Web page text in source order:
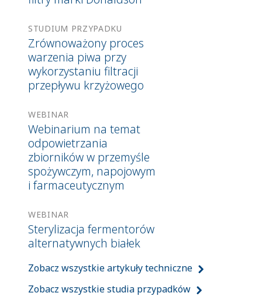
STUDIUM PRZYPADKU
Zrównoważony proces
warzenia piwa przy
wykorzystaniu filtracji
przepływu krzyżowego
WEBINAR
Webinarium na temat
odpowietrzania
zbiorników w przemyśle
spożywczym, napojowym
i farmaceutycznym
WEBINAR
Sterylizacja fermentorów
alternatywnych białek
Zobacz wszystkie artykuły techniczne
Zobacz wszystkie studia przypadków